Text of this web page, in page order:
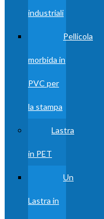
industriali
Pellicola
morbida in
PVC per
la stampa
Lastra
in PET
Un
Lastra in